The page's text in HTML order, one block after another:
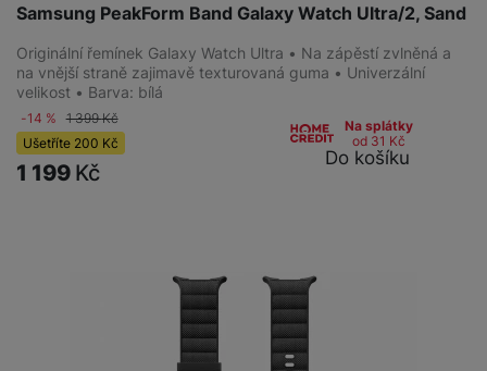
Samsung PeakForm Band Galaxy Watch Ultra/2, Sand
Originální řemínek Galaxy Watch Ultra • Na zápěstí zvlněná a
na vnější straně zajimavě texturovaná guma • Univerzální
velikost • Barva: bílá
-14 % 1 399Kč
Ušetříte 200 Kč
1 199 Kč
Na splátky
od 31 Kč
Do košíku